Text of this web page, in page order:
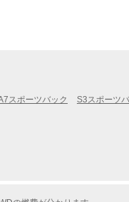
スポーツバック S3スポーツ